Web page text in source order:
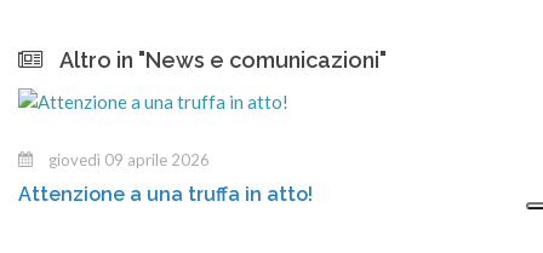
Altro in "News e comunicazioni"
giovedì 09 aprile 2026
Attenzione a una truffa in atto!